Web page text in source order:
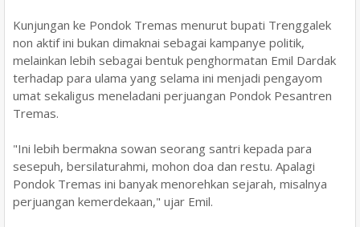
Kunjungan ke Pondok Tremas menurut bupati Trenggalek
non aktif ini bukan dimaknai sebagai kampanye politik,
melainkan lebih sebagai bentuk penghormatan Emil Dardak
terhadap para ulama yang selama ini menjadi pengayom
umat sekaligus meneladani perjuangan Pondok Pesantren
Tremas.
"Ini lebih bermakna sowan seorang santri kepada para
sesepuh, bersilaturahmi, mohon doa dan restu. Apalagi
Pondok Tremas ini banyak menorehkan sejarah, misalnya
perjuangan kemerdekaan," ujar Emil.